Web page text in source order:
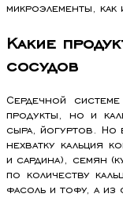
микроэлементы, как
Какие
сосудов
Сердечной
продукты, но и
сыра, йогуртов. Но
нехватку кальция
и сардина), семян
по количеству
фасоль и тофу, а из